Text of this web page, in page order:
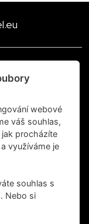
8
8
webové
váš souhlas,
procházíte
využíváme je
souhlas s
Nebo si